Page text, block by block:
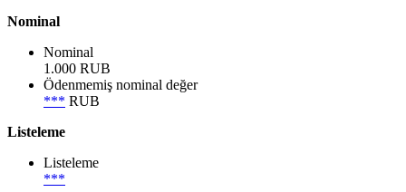
Nominal
Nominal
1.000 RUB
Ödenmemiş nominal değer
*** RUB
Listeleme
Listeleme
***